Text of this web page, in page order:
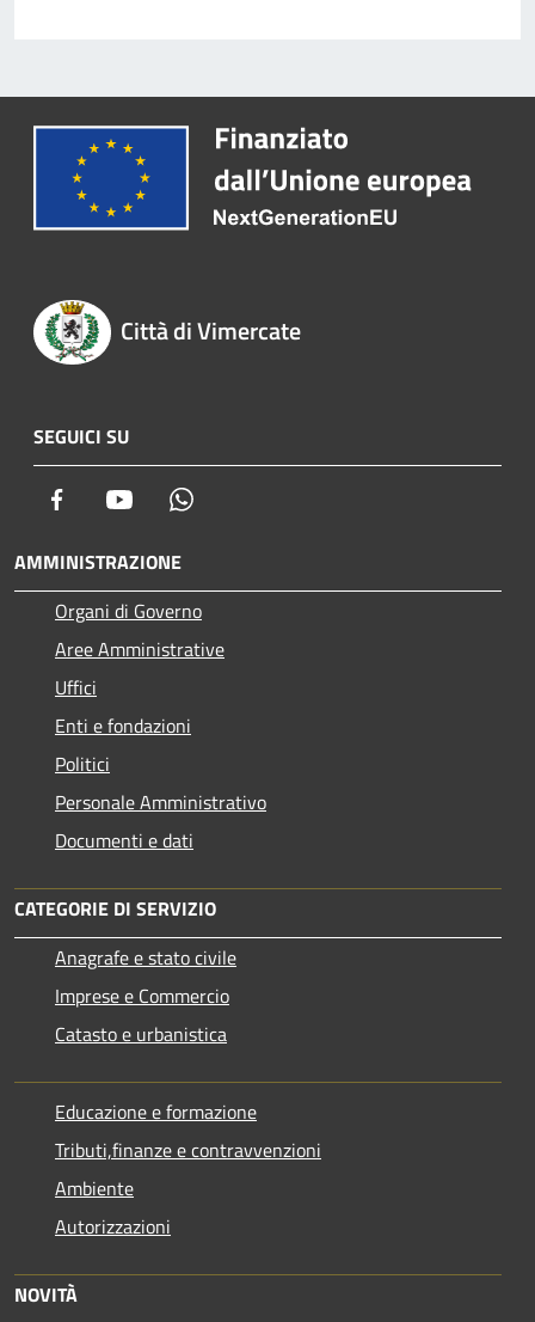
Città di Vimercate
SEGUICI SU
Facebook Youtube
AMMINISTRAZIONE
Organi di Governo
Aree Amministrative
Uffici
Enti e fondazioni
Politici
Personale Amministrativo
Documenti e dati
CATEGORIE DI SERVIZIO
Anagrafe e stato civile
Imprese e Commercio
Catasto e urbanistica
Educazione e formazione
Tributi,finanze e contravvenzioni
Ambiente
Autorizzazioni
NOVITÀ